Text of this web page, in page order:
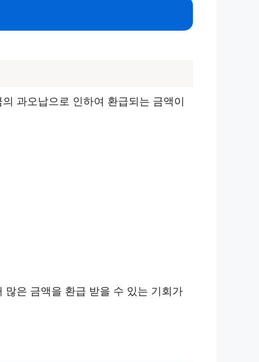
과오납으로 인하여 환급되는 금액이
은 금액을 환급 받을 수 있는 기회가